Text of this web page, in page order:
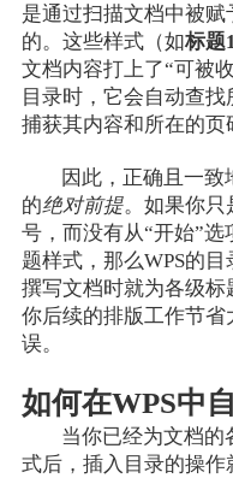
是通过扫描文档中被
的。这些样式（如标题
文档内容打上了“可被
目录时，它会自动查
捕获其内容和所在的页
因此，正确且一
的绝对前提。如果你只
号，而没有从“开始”
题样式，那么WPS的
撰写文档时就为各级
你后续的排版工作节
误。
如何在WPS中
当你已经为文档的
式后，插入目录的操作